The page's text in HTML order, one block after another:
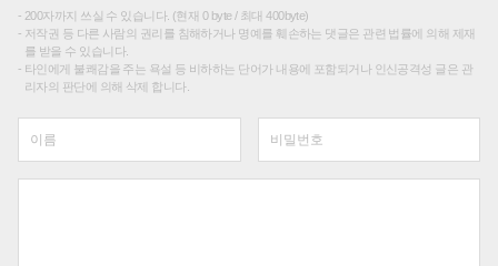
200자까지 쓰실 수 있습니다. (현재 0 byte / 최대 400byte)
저작권 등 다른 사람의 권리를 침해하거나 명예를 훼손하는 댓글은 관련 법률에 의해 제재
를 받을 수 있습니다.
타인에게 불쾌감을 주는 욕설 등 비하하는 단어가 내용에 포함되거나 인신공격성 글은 관
리자의 판단에 의해 삭제 합니다.